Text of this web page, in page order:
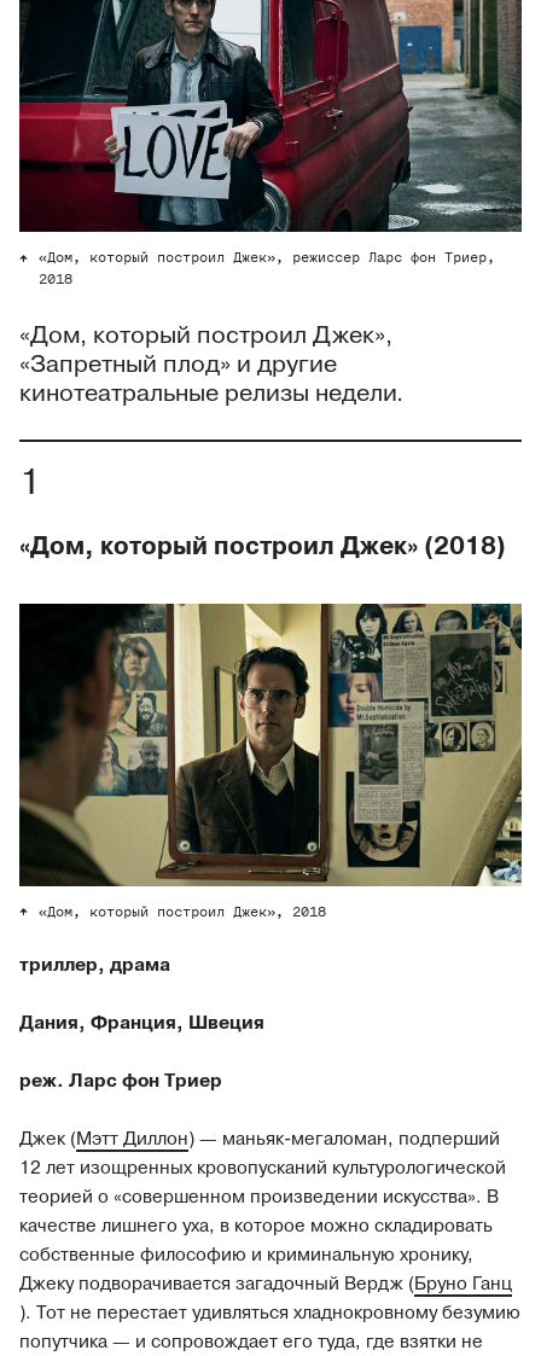
«Дом, который построил Джек», режиссер Ларс фон Триер,
2018
«Дом, который построил Джек»,
«Запретный плод» и другие
кинотеатральные релизы недели.
«Дом, который построил Джек» (2018)
«Дом, который построил Джек», 2018
триллер, драма
Дания, Франция, Швеция
реж. Ларс фон Триер
Джек (Мэтт Диллон) — маньяк-мегаломан, подперший
12 лет изощренных кровопусканий культурологической
теорией о «совершенном произведении искусства». В
качестве лишнего уха, в которое можно складировать
собственные философию и криминальную хронику,
Джеку подворачивается загадочный Вердж (Бруно Ганц
). Тот не перестает удивляться хладнокровному безумию
попутчика — и сопровождает его туда, где взятки не